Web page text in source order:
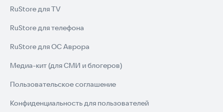
RuStore для TV
RuStore для телефона
RuStore для ОС Аврора
Медиа-кит (для СМИ и блогеров)
Пользовательское соглашение
Конфиденциальность для пользователей